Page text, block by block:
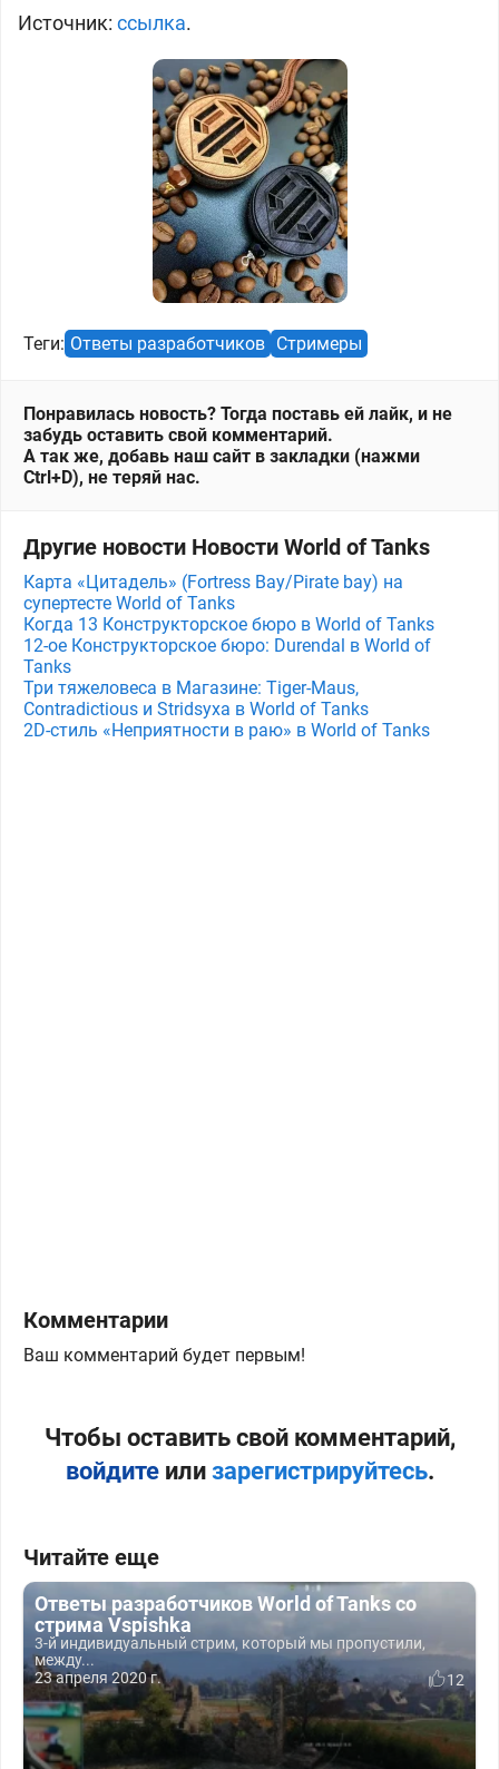
Источник: ссылка.
Теги: Ответы разработчиков Стримеры
Понравилась новость? Тогда поставь ей лайк, и не
забудь оставить свой комментарий.
А так же, добавь наш сайт в закладки (нажми
Ctrl+D), не теряй нас.
Другие новости Новости World of Tanks
Карта «Цитадель» (Fortress Bay/Pirate bay) на
супертесте World of Tanks
Когда 13 Конструкторское бюро в World of Tanks
12-ое Конструкторское бюро: Durendal в World of
Tanks
Три тяжеловеса в Магазине: Tiger-Maus,
Contradictious и Stridsyxa в World of Tanks
2D-стиль «Неприятности в раю» в World of Tanks
Комментарии
Ваш комментарий будет первым!
Чтобы оставить свой комментарий,
войдитеили зарегистрируйтесь.
Читайте еще
Ответы разработчиков World of Tanks со
стрима Vspishka
3-й индивидуальный стрим, который мы пропустили,
между...
23 апреля 2020 г.
12